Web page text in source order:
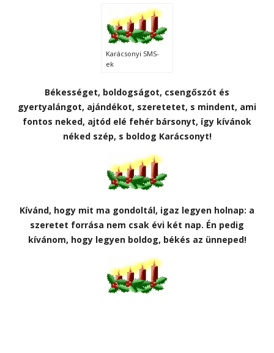
Karácsonyi SMS-
ek
Békességet, boldogságot, csengőszót és
gyertyalángot, ajándékot, szeretetet, s mindent, ami
fontos neked, ajtód elé fehér bársonyt, így kívánok
néked szép, s boldog Karácsonyt!
Kívánd, hogy mit ma gondoltál, igaz legyen holnap: a
szeretet forrása nem csak évi két nap. Én pedig
kívánom, hogy legyen boldog, békés az ünneped!